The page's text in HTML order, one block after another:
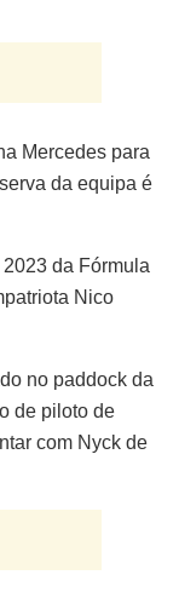
Mercedes para
da equipa é
da Fórmula
Nico
no paddock da
de piloto de
com Nyck de